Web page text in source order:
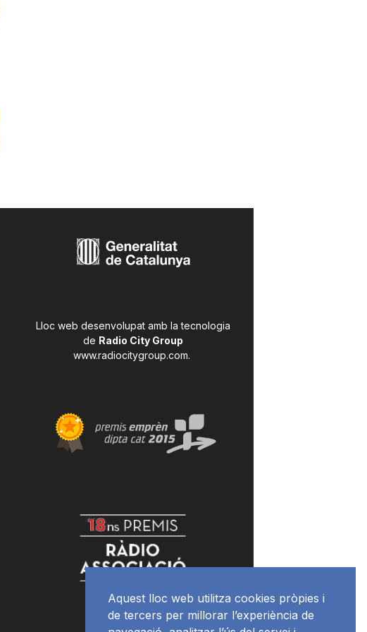
Lloc web desenvolupat amb la tecnologia
de Radio City Group
www.radiocitygroup.com.
Aquest lloc web utilitza cookies pròpies i
de tercers per millorar l’experiència de